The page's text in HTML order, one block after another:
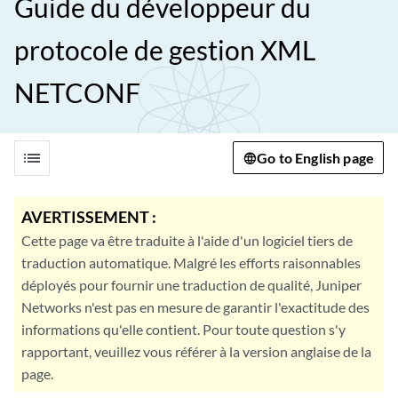
Guide du développeur du
protocole de gestion XML
NETCONF
list Go to English page
AVERTISSEMENT :
Cette page va être traduite à l'aide d'un logiciel tiers de
traduction automatique. Malgré les efforts raisonnables
déployés pour fournir une traduction de qualité, Juniper
Networks n'est pas en mesure de garantir l'exactitude des
informations qu'elle contient. Pour toute question s'y
rapportant, veuillez vous référer à la version anglaise de la
page.